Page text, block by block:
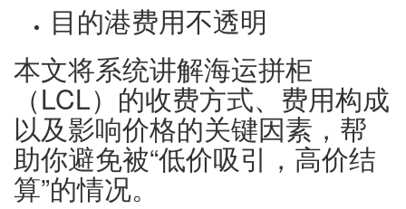
目的港费用不透明
本文将系统讲解海运拼柜
（LCL）的收费方式、费用构成
以及影响价格的关键因素，帮
助你避免被“低价吸引，高价结
算”的情况。